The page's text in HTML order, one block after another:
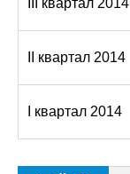
III квартал 2014
II квартал 2014
I квартал 2014